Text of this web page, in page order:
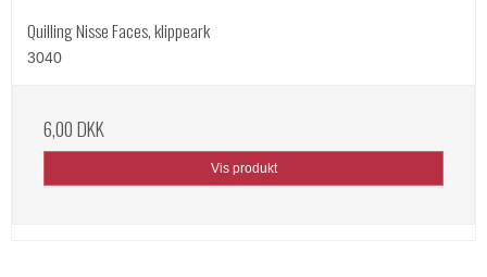
Quilling Nisse Faces, klippeark
3040
6,00 DKK
Vis produkt